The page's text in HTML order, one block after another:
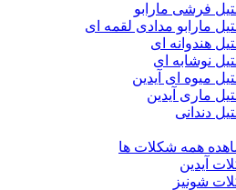
فرشی مارابو
مارابو مدادی لقمه ای
هندوانه ای
نوشابه ای
میوه ای آیدین
ماری آیدین
دندانی
همه شکلات ها
آیدین
شونیز